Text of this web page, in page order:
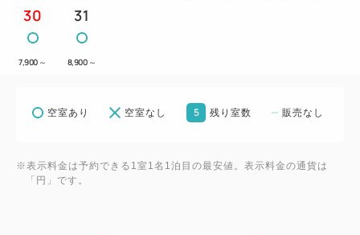
30
7,900 ～
31
8,900 ～
空室あり 空室なし 5 残り室数 販売なし
※表示料金は予約できる1室1名1泊目の最安値。表示料金の通貨は
「円」です。